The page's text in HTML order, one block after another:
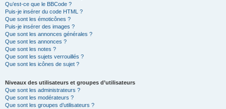
Qu’est-ce que le BBCode ?
Puis-je insérer du code HTML ?
Que sont les émoticônes ?
Puis-je insérer des images ?
Que sont les annonces générales ?
Que sont les annonces ?
Que sont les notes ?
Que sont les sujets verrouillés ?
Que sont les icônes de sujet ?
Niveaux des utilisateurs et groupes d’utilisateurs
Que sont les administrateurs ?
Que sont les modérateurs ?
Que sont les groupes d’utilisateurs ?